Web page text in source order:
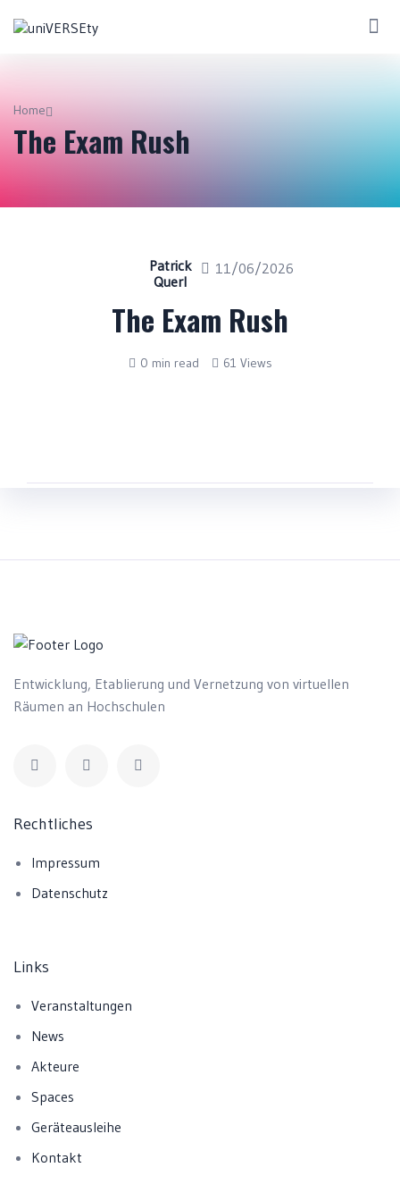
Home
The Exam Rush
Patrick
Querl
11/06/2026
The Exam Rush
0 min read 61 Views
Entwicklung, Etablierung und Vernetzung von virtuellen
Räumen an Hochschulen
Rechtliches
Impressum
Datenschutz
Links
Veranstaltungen
News
Akteure
Spaces
Geräteausleihe
Kontakt